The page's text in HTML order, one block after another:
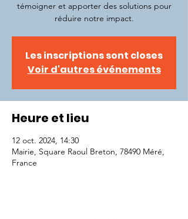
témoigner et apporter des solutions pour
réduire notre impact.
Les inscriptions sont closes
Voir d'autres événements
Heure et lieu
12 oct. 2024, 14:30
Mairie, Square Raoul Breton, 78490 Méré,
France